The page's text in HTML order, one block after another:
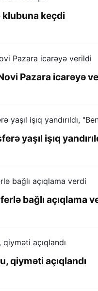
klubuna keçdi
Pazara icarəyə
yaşıl işıq
bağlı açıqlama
qiyməti açıqlandı